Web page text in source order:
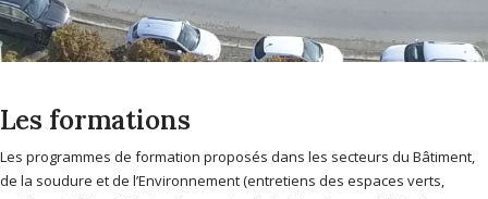
Les formations
Les programmes de formation proposés dans les secteurs du Bâtiment,
de la soudure et de l’Environnement (entretiens des espaces verts,